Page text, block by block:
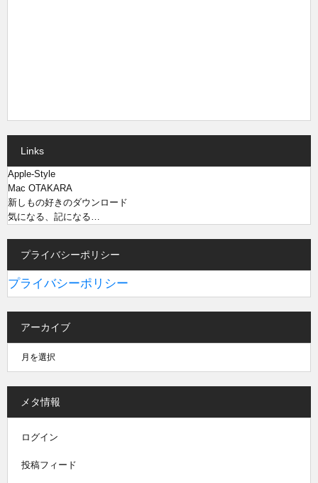
Links
Apple-Style
Mac OTAKARA
新しもの好きのダウンロード
気になる、記になる…
プライバシーポリシー
プライバシーポリシー
アーカイブ
メタ情報
ログイン
投稿フィード